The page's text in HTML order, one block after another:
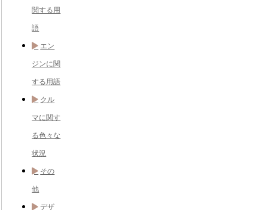
関する用
語
エン
ジンに関
する用語
クル
マに関す
る色々な
状況
その
他
デザ